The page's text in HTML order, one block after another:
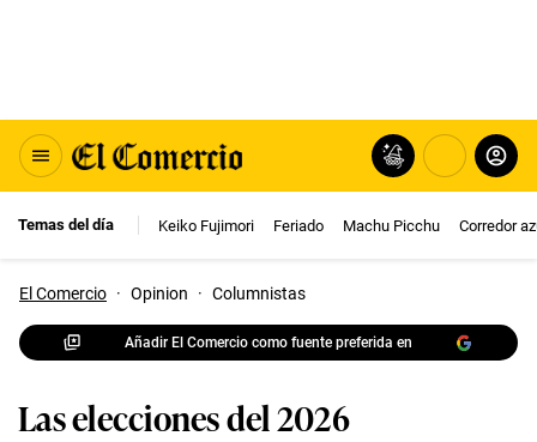
Temas del día Keiko Fujimori Feriado Machu Picchu Corredor
El Comercio · Opinion · Columnistas
Añadir El Comercio como fuente preferida en
Las elecciones del 2026